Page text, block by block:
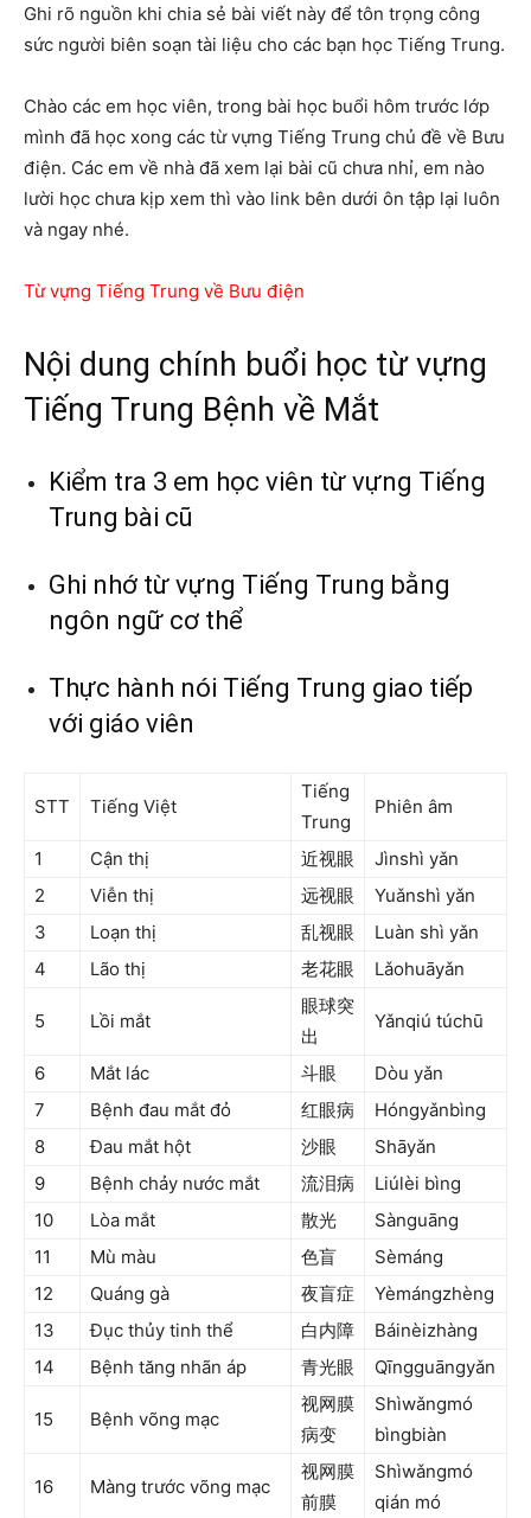
Ghi rõ nguồn khi chia sẻ bài viết này để tôn trọng công
sức người biên soạn tài liệu cho các bạn học Tiếng Trung.
Chào các em học viên, trong bài học buổi hôm trước lớp
mình đã học xong các từ vựng Tiếng Trung chủ đề về Bưu
điện. Các em về nhà đã xem lại bài cũ chưa nhỉ, em nào
lười học chưa kịp xem thì vào link bên dưới ôn tập lại luôn
và ngay nhé.
Từ vựng Tiếng Trung về Bưu điện
Nội dung chính buổi học từ vựng
Tiếng Trung Bệnh về Mắt
Kiểm tra 3 em học viên từ vựng Tiếng
Trung bài cũ
Ghi nhớ từ vựng Tiếng Trung bằng
ngôn ngữ cơ thể
Thực hành nói Tiếng Trung giao tiếp
với giáo viên
STT Tiếng Việt
Tiếng
Trung
Phiên âm
1 Cận thị 近视眼
Jìnshì yǎn
2
Viễn thị 远视眼
Yuǎnshì yǎn
3
Loạn thị 乱视眼
Luàn shì yǎn
4
Lão thị 老花眼 Lǎohuāyǎn
5 Lồi mắt
眼球突
出
Yǎnqiú túchū
6 Mắt lác 斗眼
Dòu yǎn
7
Bệnh đau mắt đỏ 红眼病
Hóngyǎnbìng
8
Đau mắt hột 沙眼
Shāyǎn
9
Bệnh chảy nước mắt 流泪病
Liúlèi bìng
10
Lòa mắt 散光
Sànguāng
11
Mù màu 色盲
Sèmáng
12
Quáng gà 夜盲症
Yèmángzhèng
13
Đục thủy tinh thể 白内障
Báinèizhàng
14
Bệnh tăng nhãn áp 青光眼 Qīngguāngyǎn
15 Bệnh võng mạc
视网膜
病变
Shìwǎngmó
bìngbiàn
16 Màng trước võng mạc
视网膜
前膜
Shìwǎngmó
qián mó